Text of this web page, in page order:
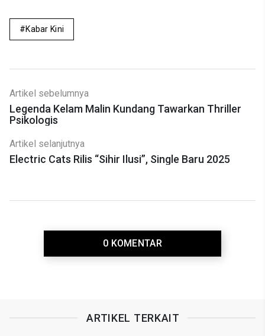
Kabar Kini
Artikel sebelumnya
Legenda Kelam Malin Kundang Tawarkan Thriller
Psikologis
Artikel selanjutnya
Electric Cats Rilis “Sihir Ilusi”, Single Baru 2025
0 KOMENTAR
ARTIKEL TERKAIT